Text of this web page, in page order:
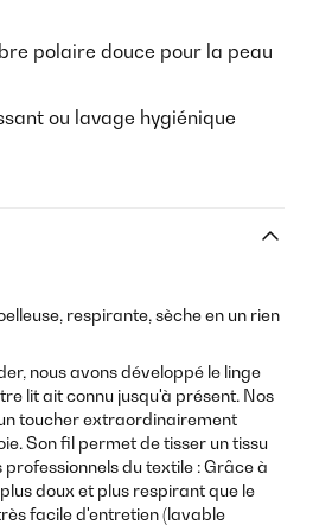
polaire douce pour la peau
ou lavage hygiénique
respirante, sèche en un rien
nous avons développé le linge
lit ait connu jusqu'à présent. Nos
toucher extraordinairement
Son fil permet de tisser un tissu
du textile : Grâce à
doux et plus respirant que le
facile d'entretien (lavable